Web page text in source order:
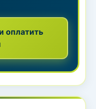
оплатить